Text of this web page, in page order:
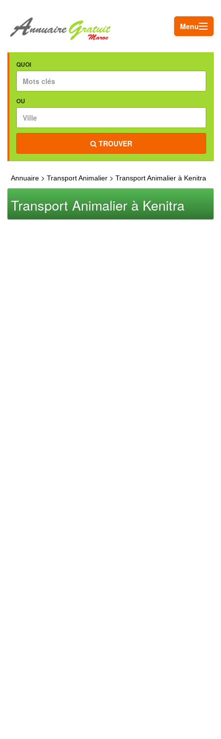
Menu
QUOI
OU
TROUVER
Annuaire > Transport Animalier > Transport Animalier à Kenitra
Transport Animalier à Kenitra